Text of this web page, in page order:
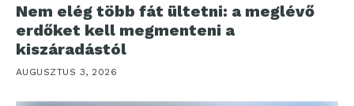
Nem elég több fát ültetni: a meglévő
erdőket kell megmenteni a
kiszáradástól
AUGUSZTUS 3, 2026